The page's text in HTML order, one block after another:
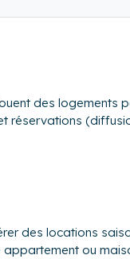
des logements
réservations
des locations
ou